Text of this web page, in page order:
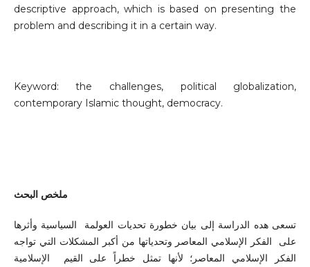
descriptive approach, which is based on presenting the
problem and describing it in a certain way.
Keyword: the challenges, political globalization,
contemporary Islamic thought, democracy.
ملخص البحث
تسعى هده الدراسة إلى بيان خطورة تحديات العولمة السياسية وأثرها
على الفكر الإسلامي المعاصر وتحدياتها من أكبر المشكلات التي تواجه
الفكر الإسلامي المعاصر؛ لأنها تمثل خطراً على القيم الإسلامية